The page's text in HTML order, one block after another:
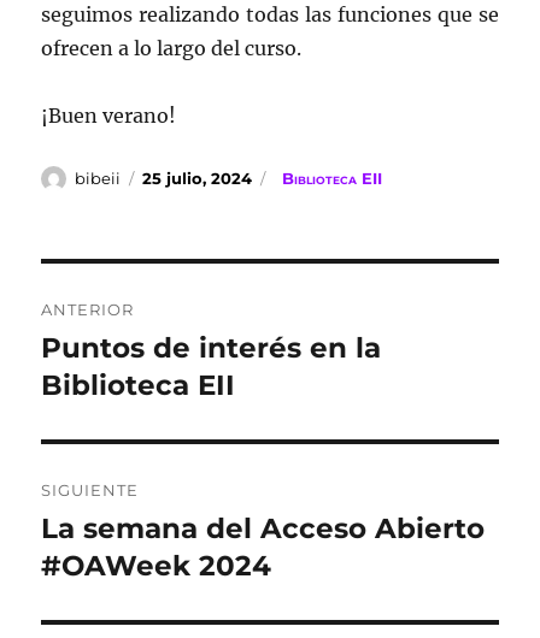
seguimos realizando todas las funciones que se
ofrecen a lo largo del curso.
¡Buen verano!
Autor
bibeii
Publicado
25 julio, 2024 Categorías
Biblioteca EII
de
entradas
ANTERIOR
Entrada
anterior:
Puntos de interés en la
Biblioteca EII
SIGUIENTE
Entrada
siguiente:
La semana del Acceso Abierto
#OAWeek 2024